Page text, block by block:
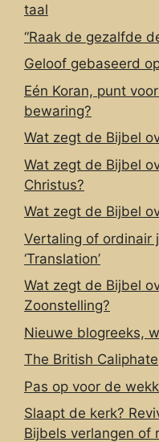
taal
“Raak de gezalfde
Geloof gebaseerd
Eén Koran, punt
bewaring?
Wat zegt de Bijbel
Wat zegt de Bijbel
Christus?
Wat zegt de Bijbel
Vertaling of ordinair
‘Translation’
Wat zegt de Bijbel
Zoonstelling?
Nieuwe blogreeks,
The British Caliphate
Pas op voor de
Slaapt de kerk?
Bijbels verlangen of